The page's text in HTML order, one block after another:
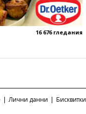
16 676 гледания
| Лични данни | Бисквитки